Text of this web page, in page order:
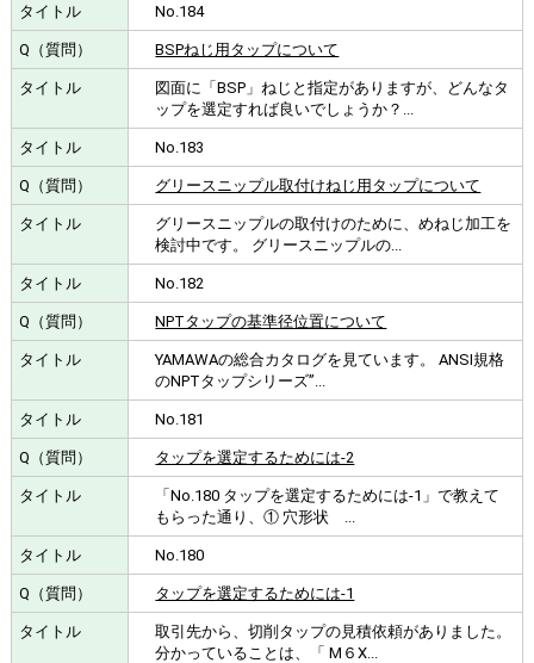
No.184
BSPねじ用タップについて
図面に「BSP」ねじと指定がありますが、どんなタ
ップを選定すれば良いでしょうか？...
No.183
グリースニップル取付けねじ用タップについて
グリースニップルの取付けのために、めねじ加工を
検討中です。 グリースニップルの...
No.182
NPTタップの基準径位置について
YAMAWAの総合カタログを見ています。 ANSI規格
のNPTタップシリーズ”...
No.181
タップを選定するためには-2
「No.180 タップを選定するためには-1」で教えて
もらった通り、① 穴形状 ...
No.180
タップを選定するためには-1
取引先から、切削タップの見積依頼がありました。
分かっていることは、「 M６X...